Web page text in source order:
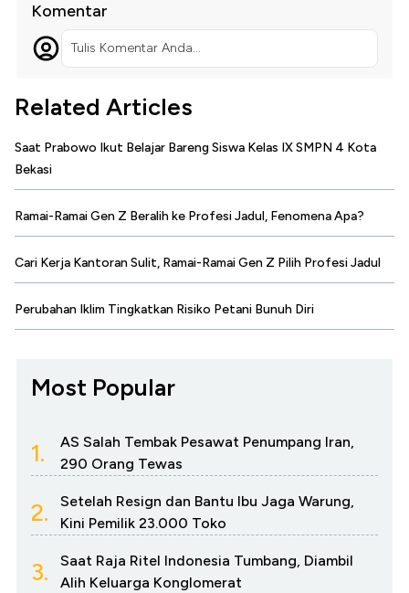
Komentar
Tulis Komentar Anda...
Related Articles
Saat Prabowo Ikut Belajar Bareng Siswa Kelas IX SMPN 4 Kota
Bekasi
Ramai-Ramai Gen Z Beralih ke Profesi Jadul, Fenomena Apa?
Cari Kerja Kantoran Sulit, Ramai-Ramai Gen Z Pilih Profesi Jadul
Perubahan Iklim Tingkatkan Risiko Petani Bunuh Diri
Most Popular
1.
AS Salah Tembak Pesawat Penumpang Iran,
290 Orang Tewas
2.
Setelah Resign dan Bantu Ibu Jaga Warung,
Kini Pemilik 23.000 Toko
3.
Saat Raja Ritel Indonesia Tumbang, Diambil
Alih Keluarga Konglomerat